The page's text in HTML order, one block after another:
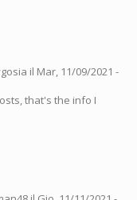
il Mar, 11/09/2021 -
that's the info I